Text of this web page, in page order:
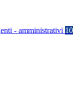
- amministrativi 10